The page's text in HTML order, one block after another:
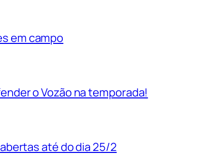
em campo
o Vozão na temporada!
até do dia 25/2